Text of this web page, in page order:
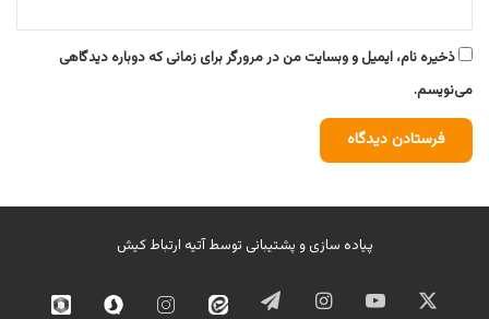
ذخیره نام، ایمیل و وبسایت من در مرورگر برای زمانی که دوباره دیدگاهی
می‌نویسم.
پیاده سازی و پشتیبانی توسطآتیه ارتباط کیش
ایکس یوتیوب اینستاگرامتلگرام ایتا اینستاگرامسروش